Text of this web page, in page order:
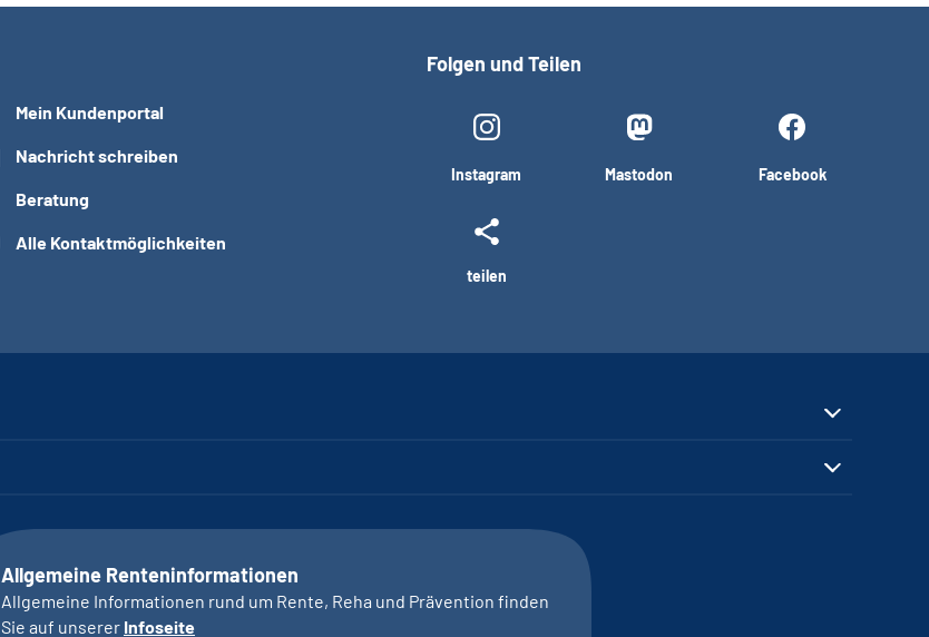
Mein Kundenportal
Nachricht schreiben
Beratung
Alle Kontaktmöglichkeiten
Folgen und Teilen
Instagram Mastodon Facebook
teilen
Allgemeine Renteninformationen
Allgemeine Informationen rund um Rente, Reha und Prävention finden
Sie auf unserer Infoseite